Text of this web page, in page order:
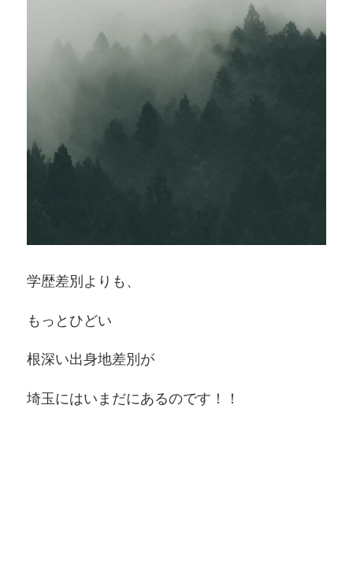
学歴差別よりも、
もっとひどい
根深い出身地差別が
埼玉にはいまだにあるのです！！